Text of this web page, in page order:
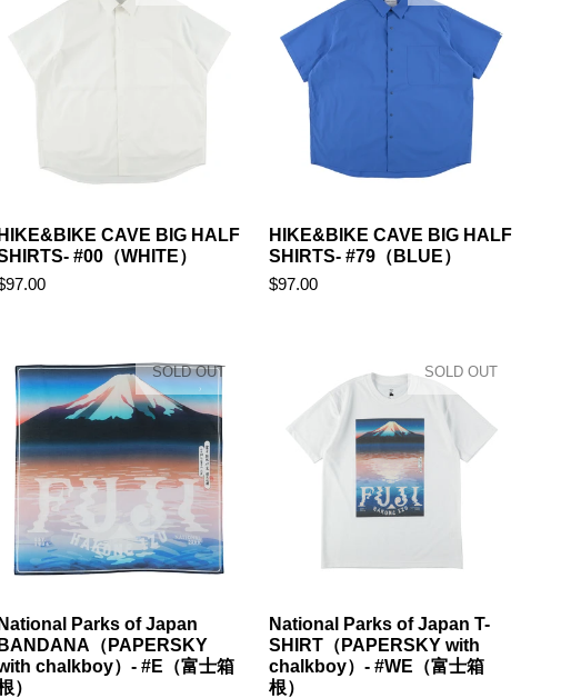
HIKE&BIKE CAVE BIG HALF
#00（WHITE）
HIKE&BIKE CAVE BIG HALF
SHIRTS- #79（BLUE）
$97.00
National Parks of Japan
BANDANA（PAPERSKY
chalkboy）- #E（富士箱
）
SOLD OUT
National Parks of Japan T-
SHIRT（PAPERSKY with
chalkboy）- #WE（富士箱
根）
SOLD OUT